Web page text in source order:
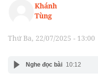
Khánh
Tùng
Thứ Ba, 22/07/2025 - 13:00
Nghe đọc bài 10:12